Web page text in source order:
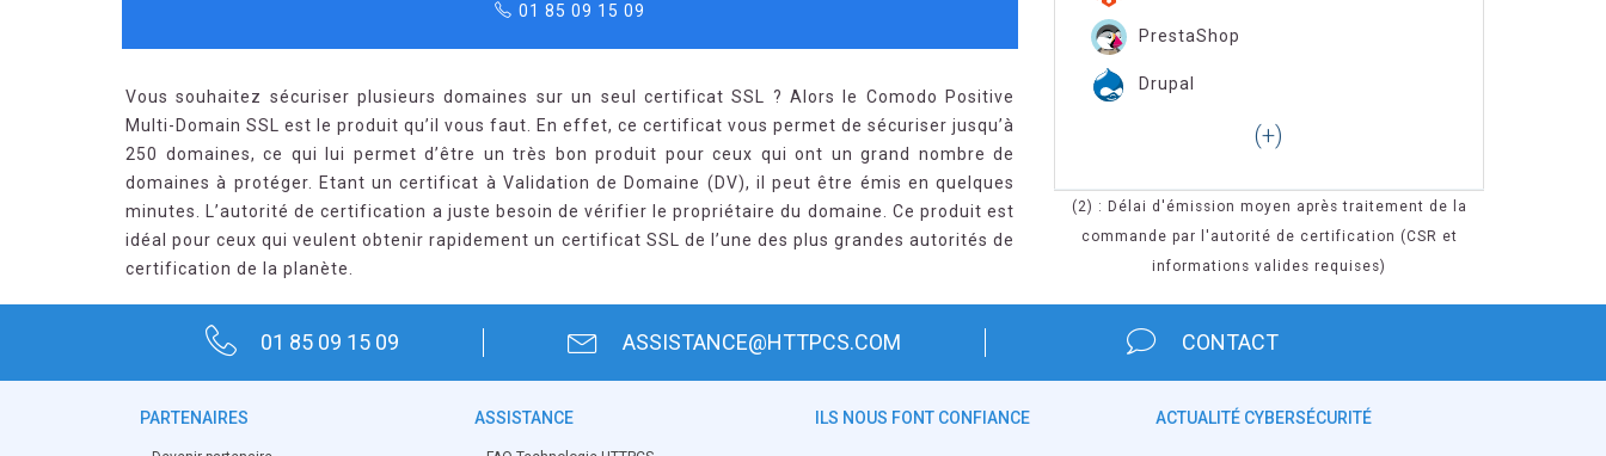
01 85 09 15 09
Vous souhaitez sécuriser plusieurs domaines sur un seul certificat SSL ? Alors le Comodo Positive
Multi-Domain SSL est le produit qu’il vous faut. En effet, ce certificat vous permet de sécuriser jusqu’à
250 domaines, ce qui lui permet d’être un très bon produit pour ceux qui ont un grand nombre de
domaines à protéger. Etant un certificat à Validation de Domaine (DV), il peut être émis en quelques
minutes. L’autorité de certification a juste besoin de vérifier le propriétaire du domaine. Ce produit est
idéal pour ceux qui veulent obtenir rapidement un certificat SSL de l’une des plus grandes autorités de
certification de la planète.
PrestaShop
Drupal
(2) : Délai d'émission moyen après traitement de la
commande par l'autorité de certification (CSR et
informations valides requises)
01 85 09 15 09 ASSISTANCE@HTTPCS.COM CONTACT
PARTENAIRES ASSISTANCE ILS NOUS FONT CONFIANCE ACTUALITÉ CYBERSÉCURITÉ